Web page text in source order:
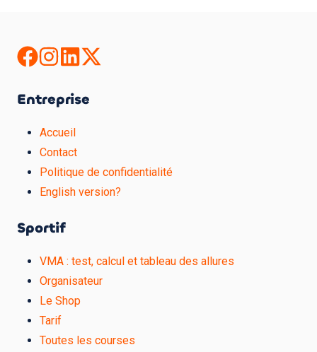
Entreprise
Accueil
Contact
Politique de confidentialité
English version?
Sportif
VMA : test, calcul et tableau des allures
Organisateur
Le Shop
Tarif
Toutes les courses